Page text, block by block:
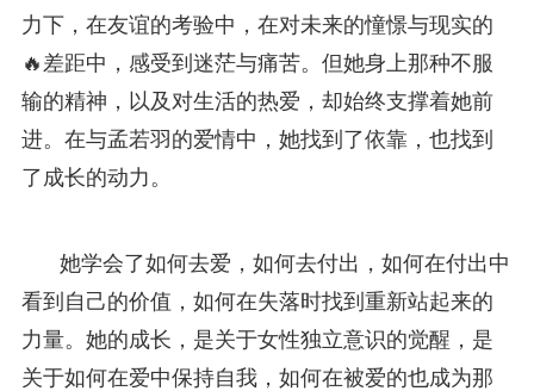
力下，在友谊的考验中，在对未来的憧憬与现实的
🔥差距中，感受到迷茫与痛苦。但她身上那种不服
输的精神，以及对生活的热爱，却始终支撑着她前
进。在与孟若羽的爱情中，她找到了依靠，也找到
了成长的动力。
她学会了如何去爱，如何去付出，如何在付出中
看到自己的价值，如何在失落时找到重新站起来的
力量。她的成长，是关于女性独立意识的觉醒，是
关于如何在爱中保持自我，如何在被爱的也成为那